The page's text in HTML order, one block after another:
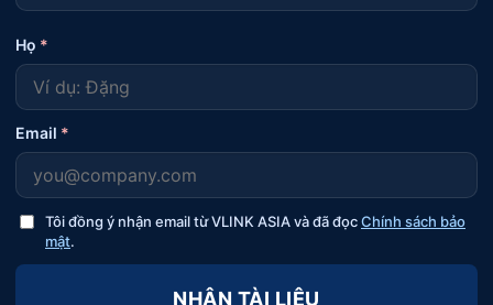
Họ *
Email *
Tôi đồng ý nhận email từ VLINK ASIA và đã đọcChính sách bảo
mật.
NHẬN TÀI LIỆU